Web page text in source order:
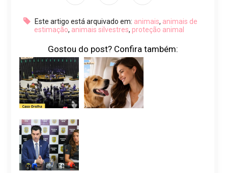
Este artigo está arquivado em: animais, animais de
estimação, animais silvestres, proteção animal
Gostou do post? Confira também: